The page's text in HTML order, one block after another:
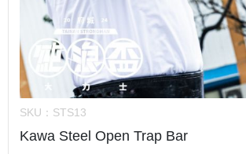
SKU： STS13
Kawa Steel Open Trap Bar